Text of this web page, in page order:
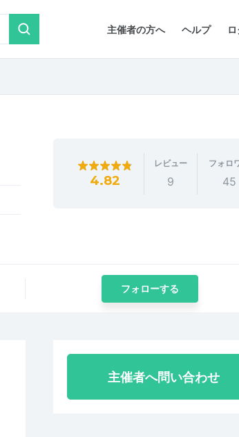
主催者の方へ ヘルプ
4.82
レビュー
9
フォロ
45
フォローする
主催者へ問い合わせ